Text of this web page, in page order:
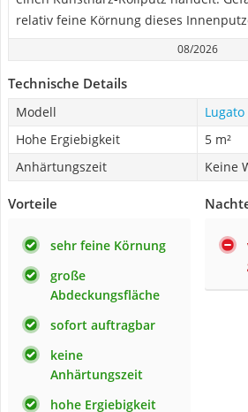
relativ feine Körnung dieses
08/2026
Technische Details
Modell
Hohe Ergiebigkeit
5 m²
Anhärtungszeit
Keine
Vorteile
sehr feine Körnung
große
Abdeckungsfläche
sofort auftragbar
keine
Anhärtungszeit
hohe Ergiebigkeit